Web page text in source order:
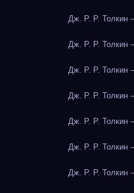
Дж. Р. Р. Толкин
Дж. Р. Р. Толкин
Дж. Р. Р. Толкин
Дж. Р. Р. Толкин
Дж. Р. Р. Толкин
Дж. Р. Р. Толкин
Дж. Р. Р. Толкин